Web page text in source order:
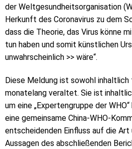
der Weltgesundheitsorganisation
Herkunft des Coronavirus zu dem
dass die Theorie, das Virus könne
tun haben und somit künstlichen
unwahrscheinlich >> wäre“.
Diese Meldung ist sowohl
monatelang veraltet. Sie ist
um eine „Expertengruppe der
eine gemeinsame China-WHO-
entscheidenden Einfluss auf die Art
Aussagen des abschließenden